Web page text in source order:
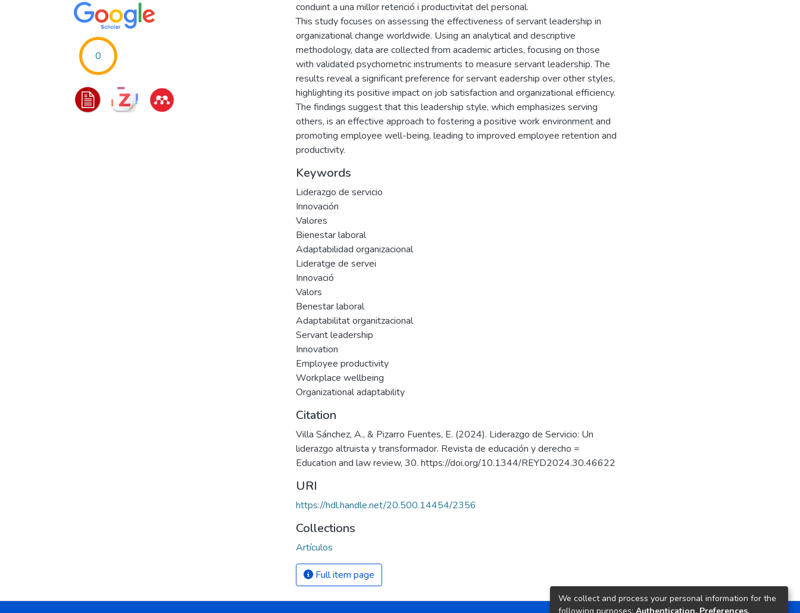
0
conduint a una millor retenció i productivitat del personal.
This study focuses on assessing the effectiveness of servant leadership in
organizational change worldwide. Using an analytical and descriptive
methodology, data are collected from academic articles, focusing on those
with validated psychometric instruments to measure servant leadership. The
results reveal a significant preference for servant eadership over other styles,
highlighting its positive impact on job satisfaction and organizational efficiency.
The findings suggest that this leadership style, which emphasizes serving
others, is an effective approach to fostering a positive work environment and
promoting employee well-being, leading to improved employee retention and
productivity.
Keywords
Liderazgo de servicio
Innovación
Valores
Bienestar laboral
Adaptabilidad organizacional
Lideratge de servei
Innovació
Valors
Benestar laboral
Adaptabilitat organitzacional
Servant leadership
Innovation
Employee productivity
Workplace wellbeing
Organizational adaptability
Citation
Villa Sánchez, A., & Pizarro Fuentes, E. (2024). Liderazgo de Servicio: Un
liderazgo altruista y transformador. Revista de educación y derecho =
Education and law review, 30. https://doi.org/10.1344/REYD2024.30.46622
URI
https://hdl.handle.net/20.500.14454/2356
Collections
Artículos
Full item page
We collect and process your personal information for the